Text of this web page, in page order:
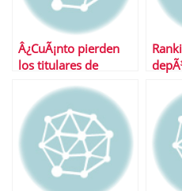
Â¿CuÃ¡nto pierden
los titulares de
de